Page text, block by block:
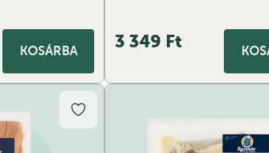
KOSÁRBA 3 349 Ft